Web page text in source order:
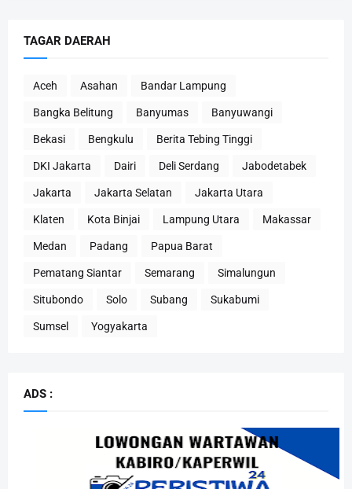
TAGAR DAERAH
Aceh Asahan Bandar Lampung
Bangka Belitung Banyumas Banyuwangi
Bekasi Bengkulu Berita Tebing Tinggi
DKI Jakarta Dairi Deli Serdang Jabodetabek
Jakarta Jakarta Selatan Jakarta Utara
Klaten Kota Binjai Lampung Utara Makassar
Medan Padang Papua Barat
Pematang Siantar Semarang Simalungun
Situbondo Solo Subang Sukabumi
Sumsel Yogyakarta
ADS :